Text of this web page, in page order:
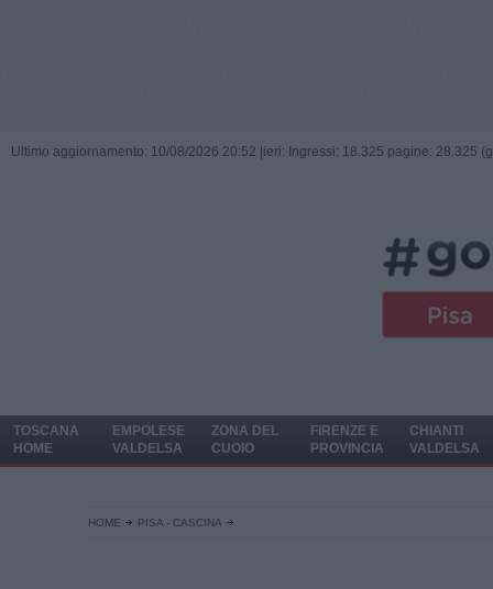
Ultimo aggiornamento: 10/08/2026 20:52 | ieri: Ingressi: 18.325 pagine: 28.325
TOSCANA
HOME
EMPOLESE
VALDELSA
ZONA DEL
CUOIO
FIRENZE E
PROVINCIA
CHIANTI
VALDELSA
HOME PISA - CASCINA